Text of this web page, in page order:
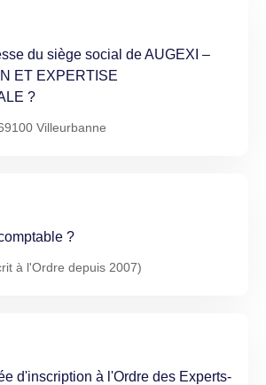
du siège social de AUGEXI –
ET EXPERTISE
?
Villeurbanne
?
à l'Ordre depuis 2007)
d'inscription à l'Ordre des Experts-